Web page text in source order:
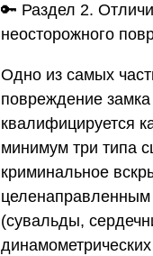
🔑 Раздел 2.
неосторожного
Одно из самых
повреждение
квалифицируется
минимум три типа
криминальное
целенаправленным
(сувальды,